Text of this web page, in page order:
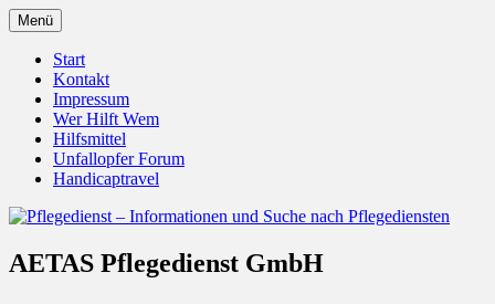
Zum
Inhalt
springen
Pflegedienst – Informationen
und Suche nach Pflegediensten
Unfallopfer – Hilfswerk
Menü
Start
Kontakt
Impressum
Wer Hilft Wem
Hilfsmittel
Unfallopfer Forum
Handicaptravel
AETAS Pflegedienst GmbH